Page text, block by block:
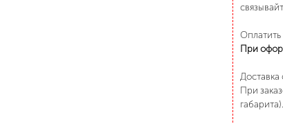
При
Доставка
При
габарита).